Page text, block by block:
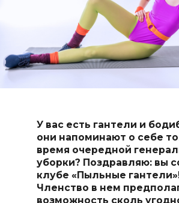
У вас есть гантели и
они напоминают о себе
время очередной
уборки? Поздравляю: вы
клубе «Пыльные
Членство в нем
возможность сколь